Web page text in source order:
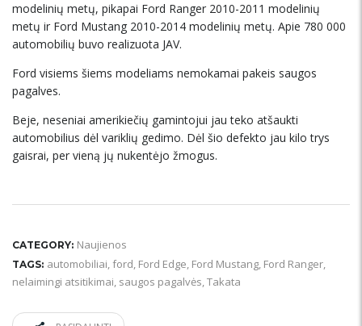
modelinių metų, pikapai Ford Ranger 2010-2011 modelinių
metų ir Ford Mustang 2010-2014 modelinių metų. Apie 780 000
automobilių buvo realizuota JAV.
Ford visiems šiems modeliams nemokamai pakeis saugos
pagalves.
Beje, neseniai amerikiečių gamintojui jau teko atšaukti
automobilius dėl variklių gedimo. Dėl šio defekto jau kilo trys
gaisrai, per vieną jų nukentėjo žmogus.
CATEGORY: Naujienos
TAGS: automobiliai,ford, Ford Edge, Ford Mustang, Ford Ranger,
nelaimingi atsitikimai, saugos pagalvės,Takata